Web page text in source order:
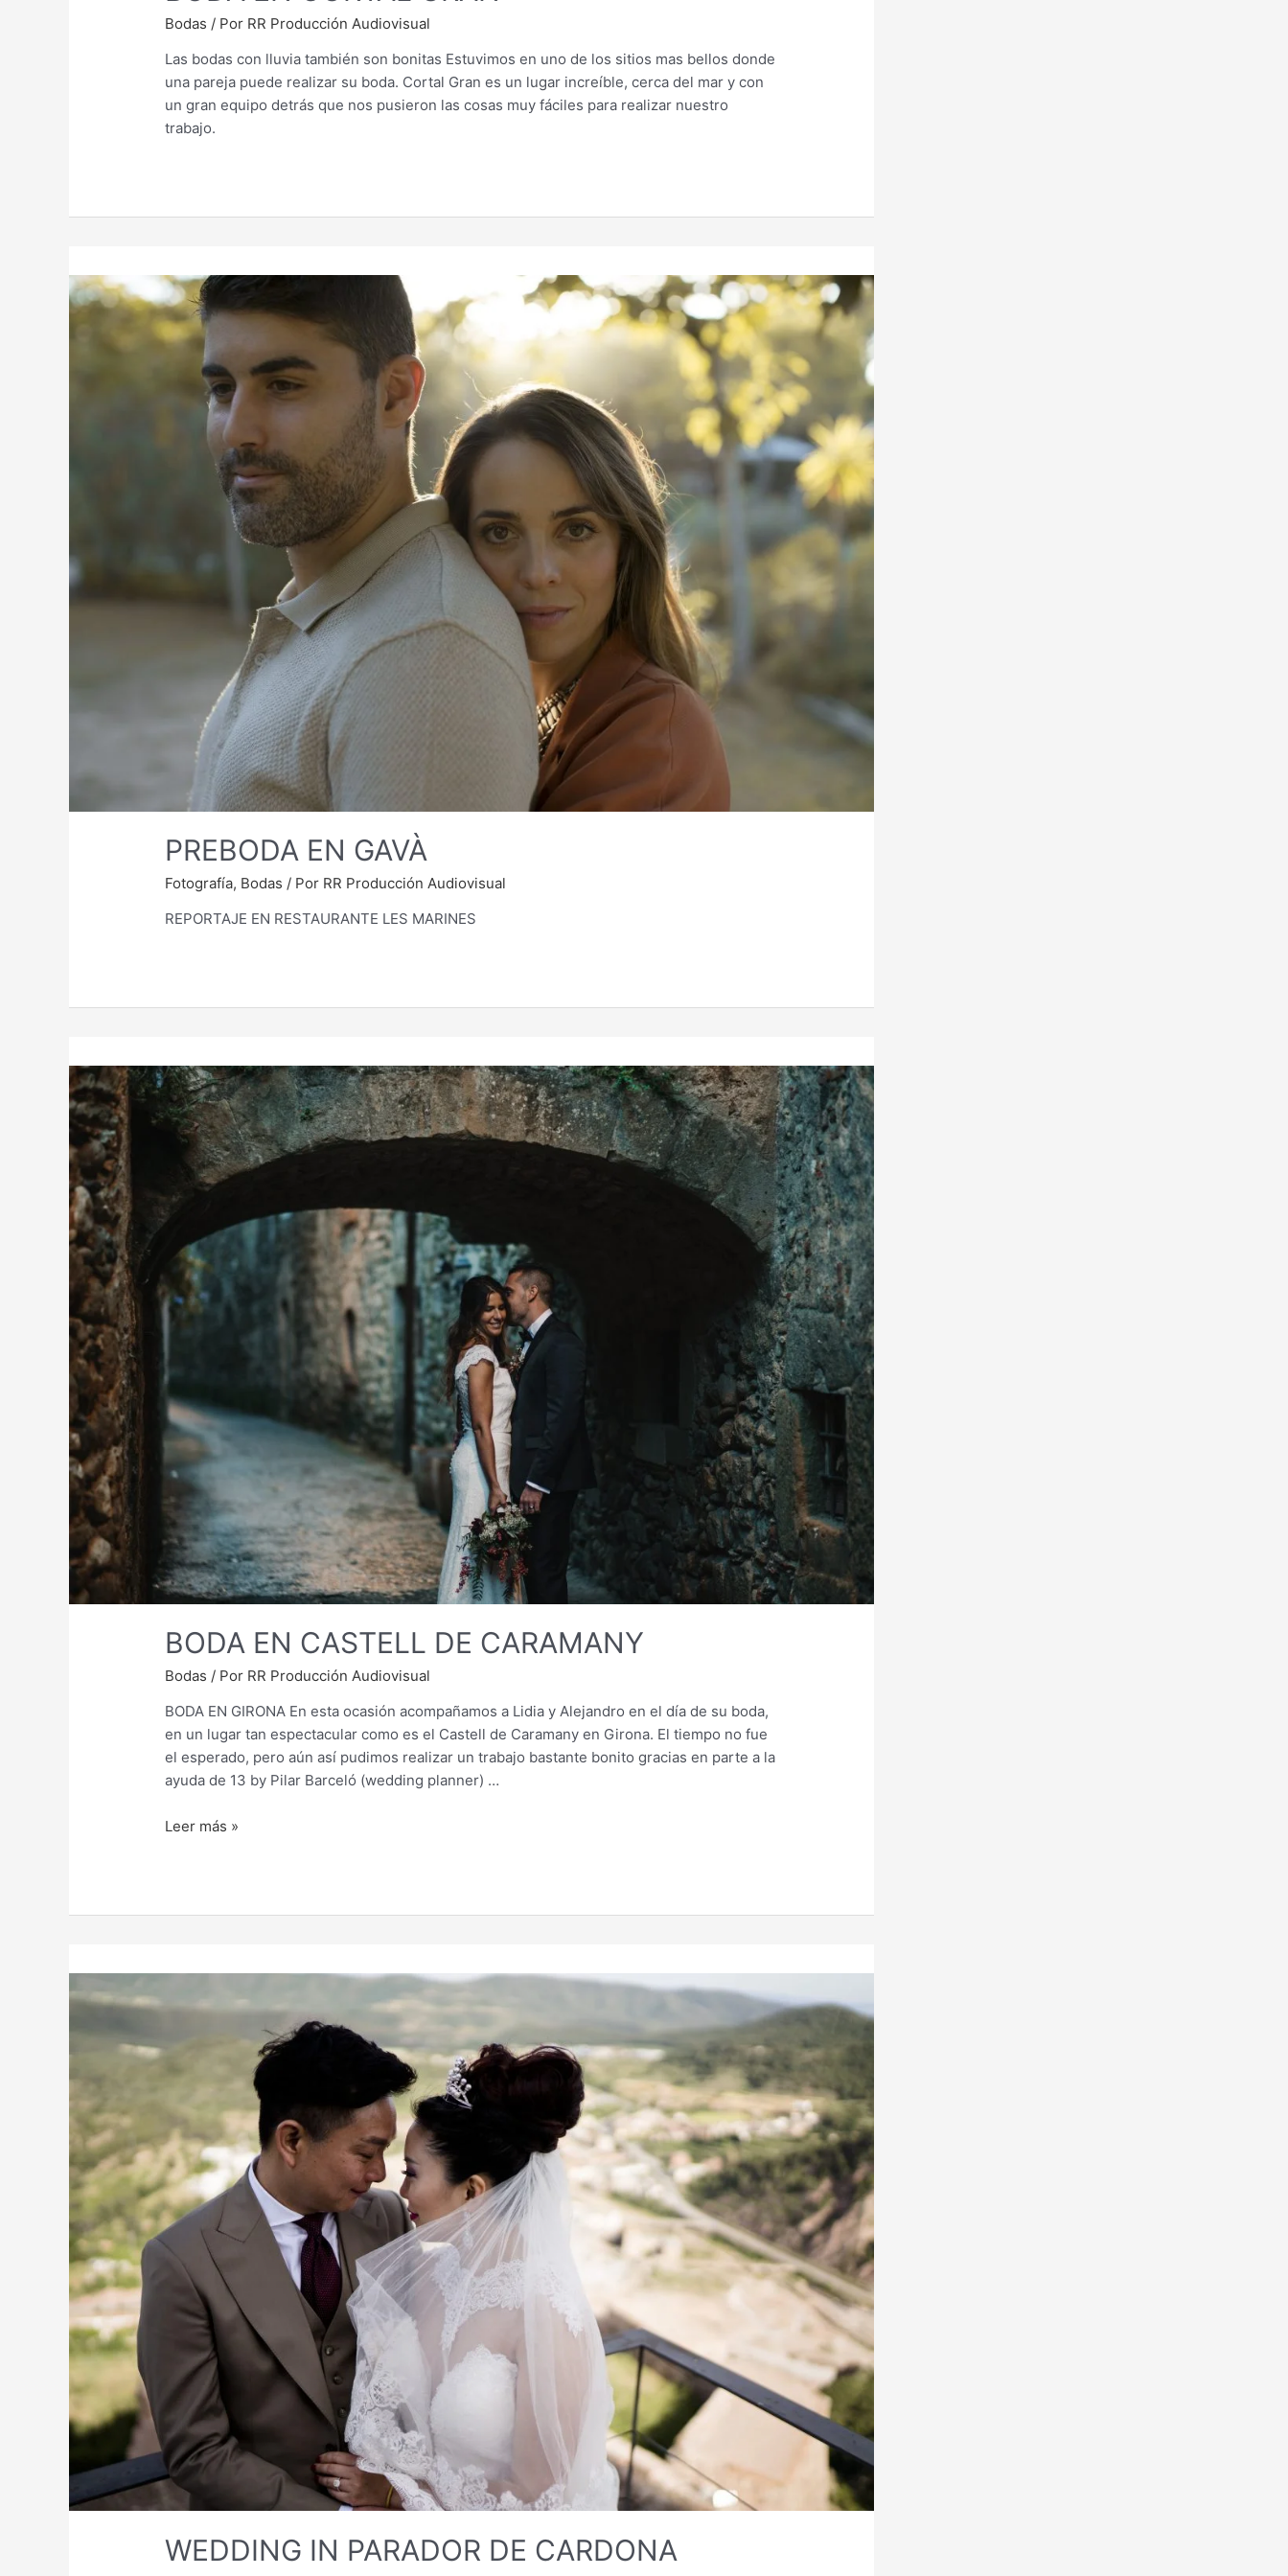
Bodas / Por RR Producción Audiovisual
Las bodas con lluvia también son bonitas Estuvimos en uno de los sitios mas bellos donde
una pareja puede realizar su boda. Cortal Gran es un lugar increíble, cerca del mar y con
un gran equipo detrás que nos pusieron las cosas muy fáciles para realizar nuestro
trabajo.
PREBODA EN GAVÀ
Fotografía, Bodas / Por RR Producción Audiovisual
REPORTAJE EN RESTAURANTE LES MARINES
BODA EN CASTELL DE CARAMANY
Bodas / Por RR Producción Audiovisual
BODA EN GIRONA En esta ocasión acompañamos a Lidia y Alejandro en el día de su boda,
en un lugar tan espectacular como es el Castell de Caramany en Girona. El tiempo no fue
el esperado, pero aún así pudimos realizar un trabajo bastante bonito gracias en parte a la
ayuda de 13 by Pilar Barceló (wedding planner) …
Leer más »
WEDDING IN PARADOR DE CARDONA